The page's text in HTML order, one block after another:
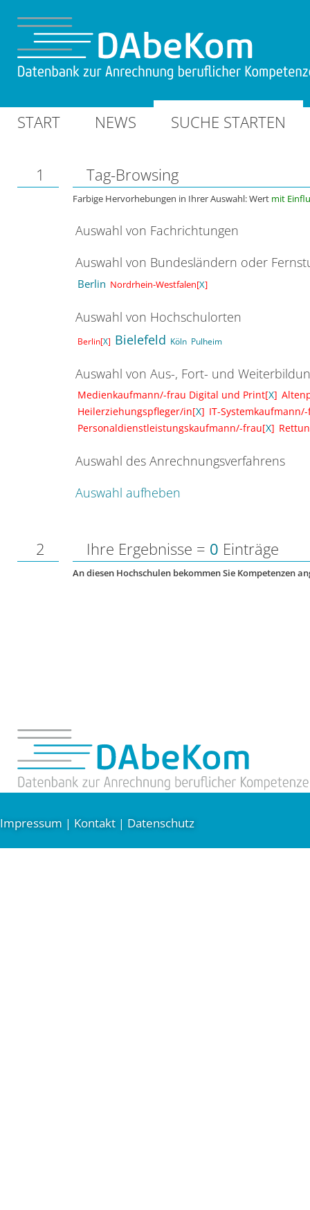
START NEWS SUCHE STARTEN
1 Tag-Browsing
Farbige Hervorhebungen in Ihrer Auswahl: Wert mit
Auswahl von Fachrichtungen
Auswahl von Bundesländern oder
Berlin Nordrhein-Westfalen[X]
Auswahl von Hochschulorten
Berlin[X] Bielefeld Köln Pulheim
Auswahl von Aus-, Fort- und
Medienkaufmann/-frau Digital und Print[X]
Heilerziehungspfleger/in[X] IT-
Personaldienstleistungskaufmann/-frau[X]
Auswahl des Anrechnungsverfahrens
Auswahl aufheben
2 Ihre Ergebnisse = 0 Einträge
An diesen Hochschulen bekommen Sie Kompetenzen
Impressum | Kontakt | Datenschutz